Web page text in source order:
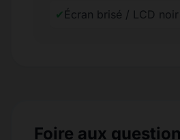
✔ Écran brisé / LCD
Foire aux